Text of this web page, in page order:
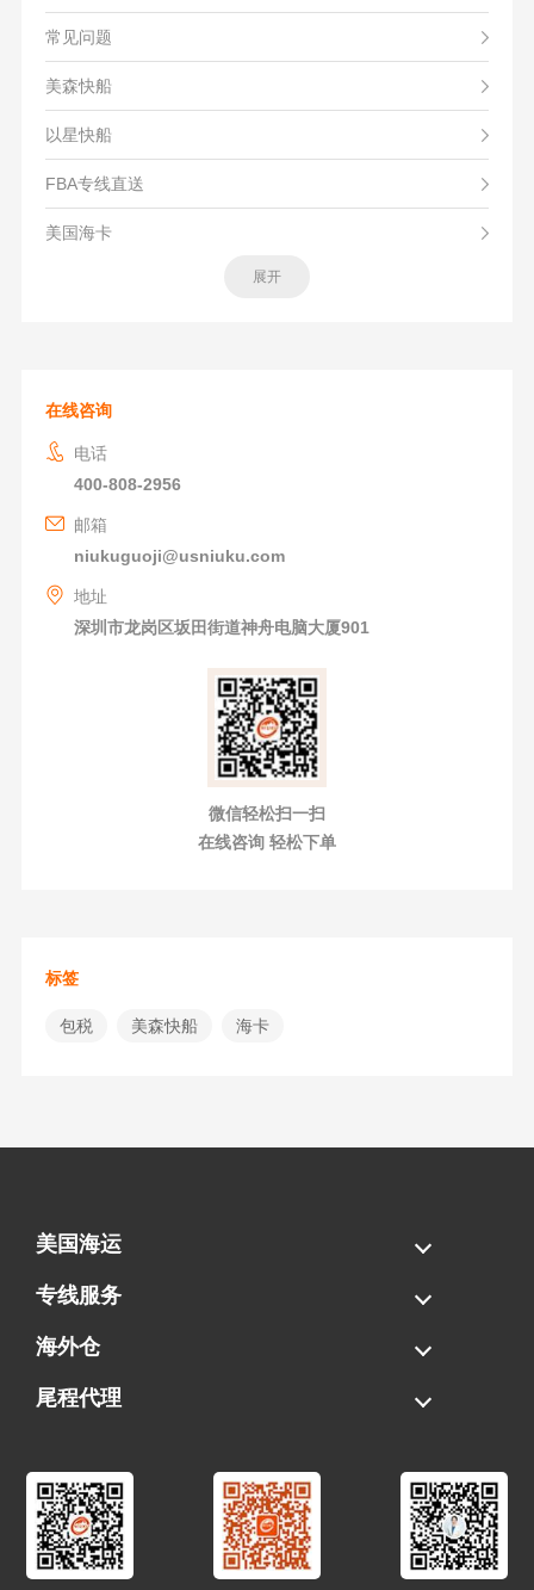
常见问题
美森快船
以星快船
FBA专线直送
美国海卡
展开
在线咨询
电话
400-808-2956
邮箱
niukuguoji@usniuku.com
地址
深圳市龙岗区坂田街道神舟电脑大厦901
微信轻松扫一扫
在线咨询 轻松下单
标签
包税 美森快船 海卡
美国海运
海运拼柜
海运整柜
美国海卡
加拿大海运
专线服务
FBA专线直送
超大件专线
AWD专线
电池专线
海外仓
一件代发
FBA中转
贴标换标
拆柜/存储
尾程代理